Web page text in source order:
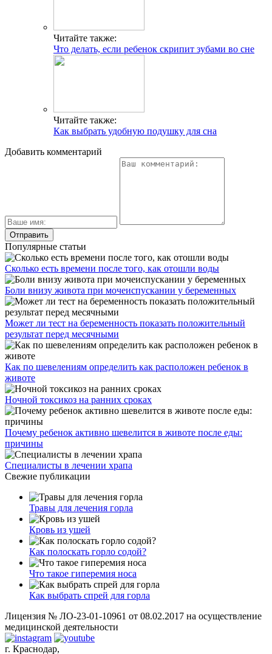
Читайте также:
Что делать, если ребенок скрипит зубами во сне
Читайте также:
Как выбрать удобную подушку для сна
Добавить комментарий
Популярные статьи
Сколько есть времени после того, как отошли воды
Боли внизу живота при мочеиспускании у беременных
Может ли тест на беременность показать положительный
результат перед месячными
Как по шевелениям определить как расположен ребенок в
животе
Ночной токсикоз на ранних сроках
Почему ребенок активно шевелится в животе после еды:
причины
Специалисты в лечении храпа
Свежие публикации
Травы для лечения горла
Кровь из ушей
Как полоскать горло содой?
Что такое гиперемия носа
Как выбрать спрей для горла
Лицензия № ЛО-23-01-10961 от 08.02.2017 на осуществление
медицинской деятельности
г. Краснодар,